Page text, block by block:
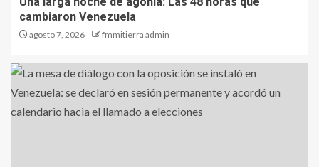
cambiaron Venezuela
agosto 7, 2026 fmmitierra admin